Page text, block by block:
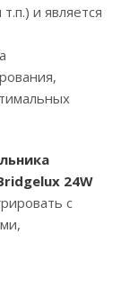
и является
24W
с